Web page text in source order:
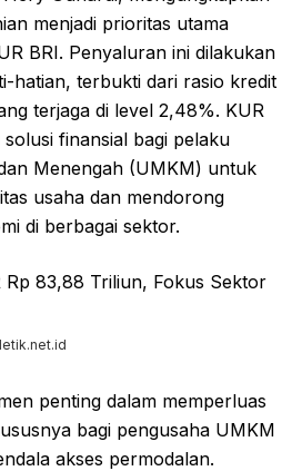
menjadi prioritas utama
BRI. Penyaluran ini dilakukan
hatian, terbukti dari rasio kredit
terjaga di level 2,48%. KUR
finansial bagi pelaku
Menengah (UMKM) untuk
usaha dan mendorong
di berbagai sektor.
penting dalam memperluas
bagi pengusaha UMKM
akses permodalan.